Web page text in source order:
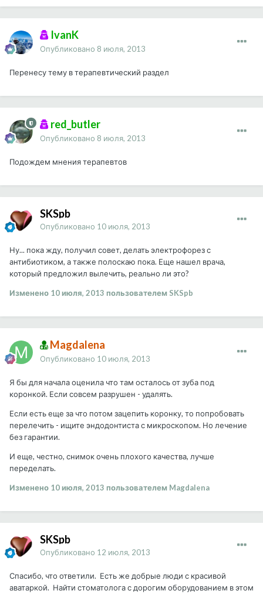
IvanK
Опубликовано 8 июля, 2013
Перенесу тему в терапевтический раздел
red_butler
Опубликовано 8 июля, 2013
Подождем мнения терапевтов
SKSpb
Опубликовано 10 июля, 2013
Ну... пока жду, получил совет, делать электрофорез с
антибиотиком, а также полоскаю пока. Еще нашел врача,
который предложил вылечить, реально ли это?
Изменено 10 июля, 2013 пользователем SKSpb
Magdalena
Опубликовано 10 июля, 2013
Я бы для начала оценила что там осталось от зуба под
коронкой. Если совсем разрушен - удалять.
Если есть еще за что потом зацепить коронку, то попробовать
перелечить - ищите эндодонтиста с микроскопом. Но лечение
без гарантии.
И еще, честно, снимок очень плохого качества, лучше
переделать.
Изменено 10 июля, 2013 пользователем Magdalena
SKSpb
Опубликовано 12 июля, 2013
Спасибо, что ответили. Есть же добрые люди с красивой
аватаркой. Найти стоматолога с дорогим оборудованием в этом